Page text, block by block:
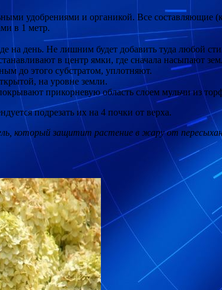
удобрениями и органикой. Все составляющие
в 1 метр.
на день. Не лишним будет добавить туда любой
в центр ямки, где сначала насыпают
до этого субстратом, уплотняют.
на уровне земли.
прикорневую область слоем мульчи из
подрезать их на 4 почки от верха.
который защитит растение в жару от